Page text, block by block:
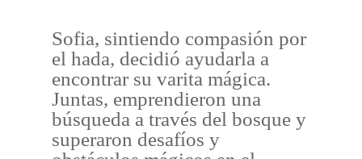
Sofia, sintiendo compasión por
el hada, decidió ayudarla a
encontrar su varita mágica.
Juntas, emprendieron una
búsqueda a través del bosque y
superaron desafíos y